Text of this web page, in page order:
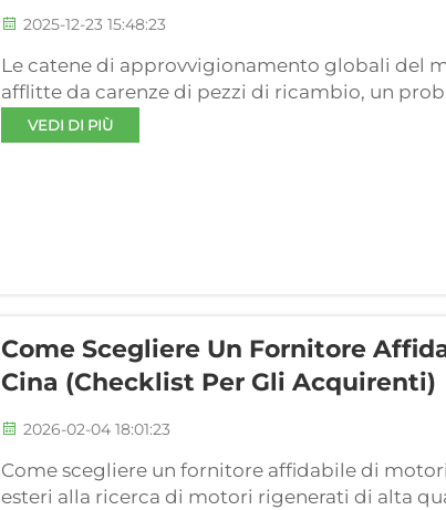
2025-12-23 15:48:23
Le catene di approvvigionamento globali del
afflitte da carenze di pezzi di ricambio, un
geopolitiche, dalla scarsità di materie prime e
produttivi e nelle reti logistiche. Per settori che
VEDI DI PIÙ
Come Scegliere Un Fornitore
Cina (Checklist Per Gli Acquirenti)
2026-02-04 18:01:23
Come scegliere un fornitore affidabile di
esteri alla ricerca di motori rigenerati di alta